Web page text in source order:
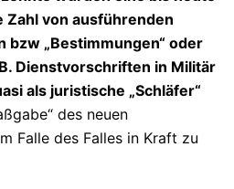
von ausführenden
bzw „Bestimmungen“ oder
Dienstvorschriften in Militär
als juristische „Schläfer“
des neuen
Falle des Falles in Kraft zu